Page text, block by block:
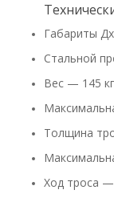
Габариты
Стальной
Вес — 145 кг
Толщина
Ход троса